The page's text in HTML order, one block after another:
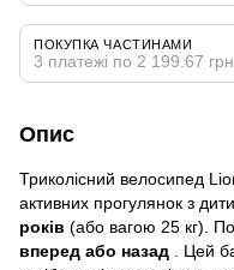
ПОКУПКА ЧАСТИНАМИ
3 платежі по 2 199.67 грн
Опис
Триколісний велосипед
активних прогулянок з
років (або вагою 25 кг).
вперед або назад . Цей